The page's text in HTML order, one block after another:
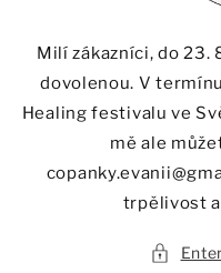
Milí zákazníci, do 23.
dovolenou. V
Healing festivalu ve
mě ale
trpělivost